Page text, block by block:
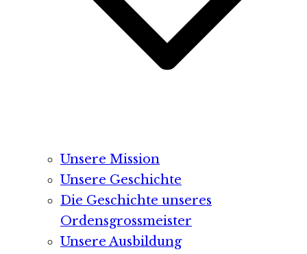
Unsere Mission
Unsere Geschichte
Die Geschichte unseres
Ordensgrossmeister
Unsere Ausbildung